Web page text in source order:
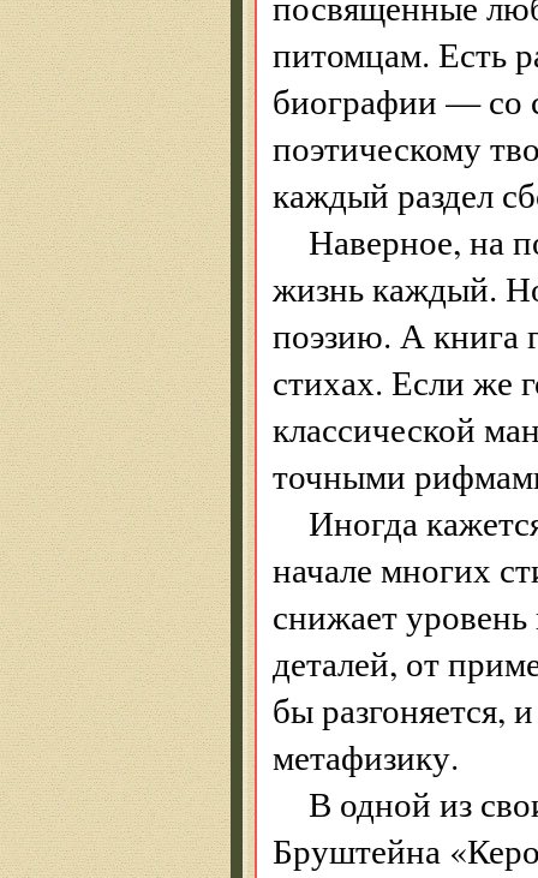
питомцам. Есть
биографии — со
поэтическому
каждый раздел
Наверное, на
жизнь каждый.
поэзию. А книга
стихах. Если же
классической
точными
Иногда
начале многих
снижает
деталей, от
бы разгоняется,
метафизику.
В одной из
Бруштейна